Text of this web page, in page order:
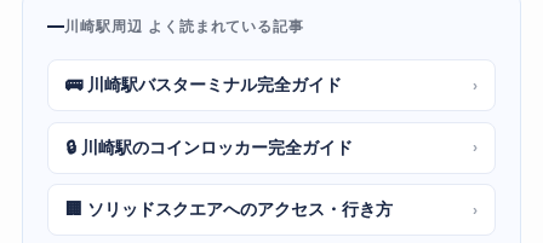
川崎駅周辺 よく読まれている記事
🚌 川崎駅バスターミナル完全ガイド ›
🔒 川崎駅のコインロッカー完全ガイド ›
🏢 ソリッドスクエアへのアクセス・行き方 ›